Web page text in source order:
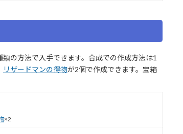
類の方法で入手できます。合成での作成方法は1
リザードマンの得物が2個で作成できます。宝箱
×2